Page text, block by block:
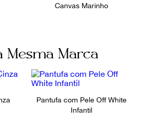
Canvas Marinho
Mesma Marca
Pantufa com Pele Off White
Infantil